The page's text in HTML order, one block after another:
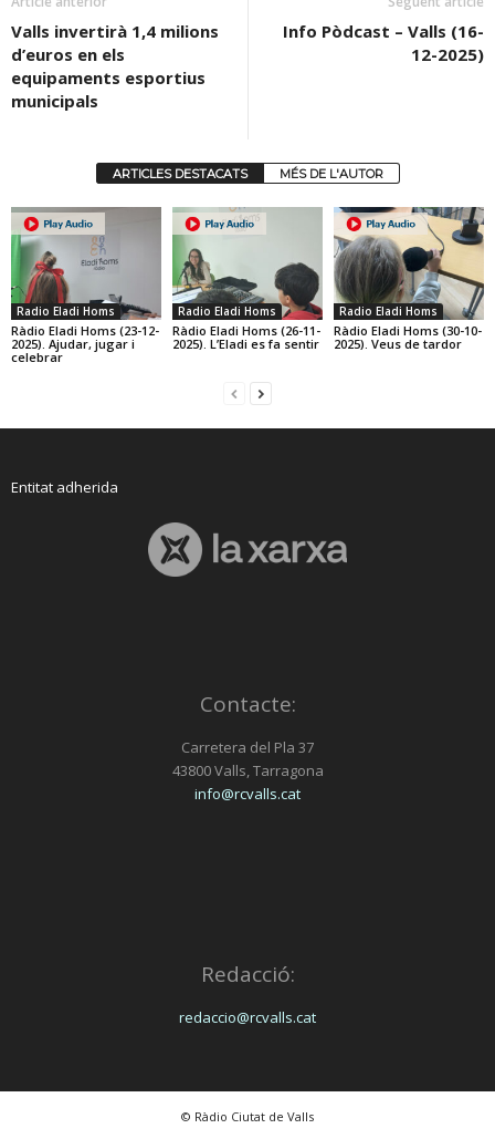
Valls invertirà 1,4 milions
d’euros en els
equipaments esportius
municipals
Info Pòdcast – Valls (16-
12-2025)
ARTICLES DESTACATS MÉS DE L'AUTOR
Radio Eladi Homs
Ràdio Eladi Homs (23-12-
2025). Ajudar, jugar i
celebrar
Radio Eladi Homs
Ràdio Eladi Homs (26-11-
2025). L’Eladi es fa sentir
Radio Eladi Homs
Ràdio Eladi Homs (30-10-
2025). Veus de tardor
Entitat adherida
Contacte:
Carretera del Pla 37
43800 Valls, Tarragona
info@rcvalls.cat
Redacció:
redaccio@rcvalls.cat
© Ràdio Ciutat de Valls